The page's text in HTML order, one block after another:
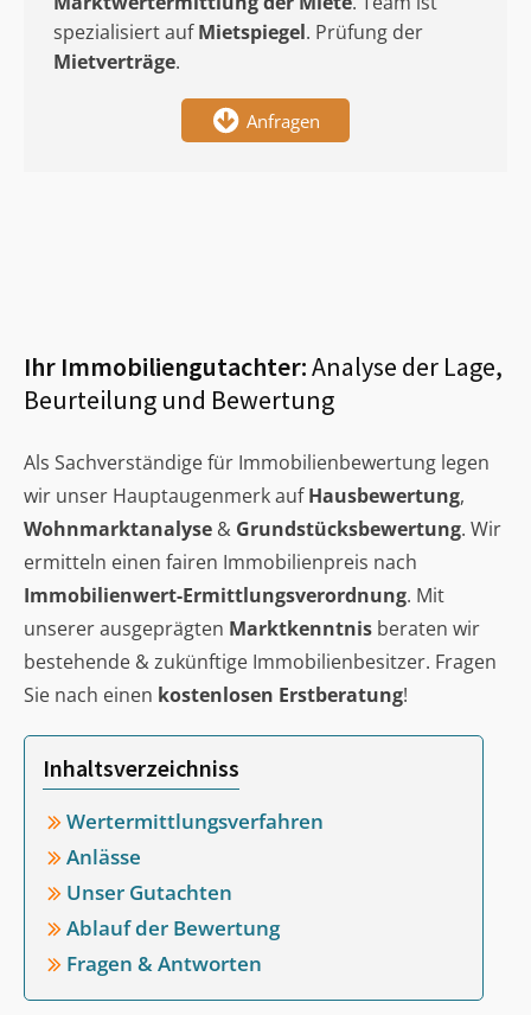
spezialisiert aufMietspiegel. Prüfung der
Mietverträge.
Anfragen
Ihr Immobiliengutachter:Analyse der Lage,
Beurteilung und Bewertung
Als Sachverständige für Immobilienbewertung legen
wir unser Hauptaugenmerk aufHausbewertung,
Wohnmarktanalyse & Grundstücksbewertung. Wir
ermitteln einen fairen Immobilienpreis nach
Immobilienwert-Ermittlungsverordnung. Mit
unserer ausgeprägten Marktkenntnis beraten wir
bestehende & zukünftige Immobilienbesitzer. Fragen
Sie nach einen kostenlosen Erstberatung!
Inhaltsverzeichniss
Wertermittlungsverfahren
Anlässe
Unser Gutachten
Ablauf der Bewertung
Fragen & Antworten